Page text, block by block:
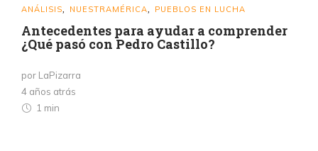
ANÁLISIS NUESTRAMÉRICA PUEBLOS EN LUCHA
Antecedentes para ayudar a comprender
¿Qué pasó con Pedro Castillo?
por LaPizarra
4 años atrás
1 min